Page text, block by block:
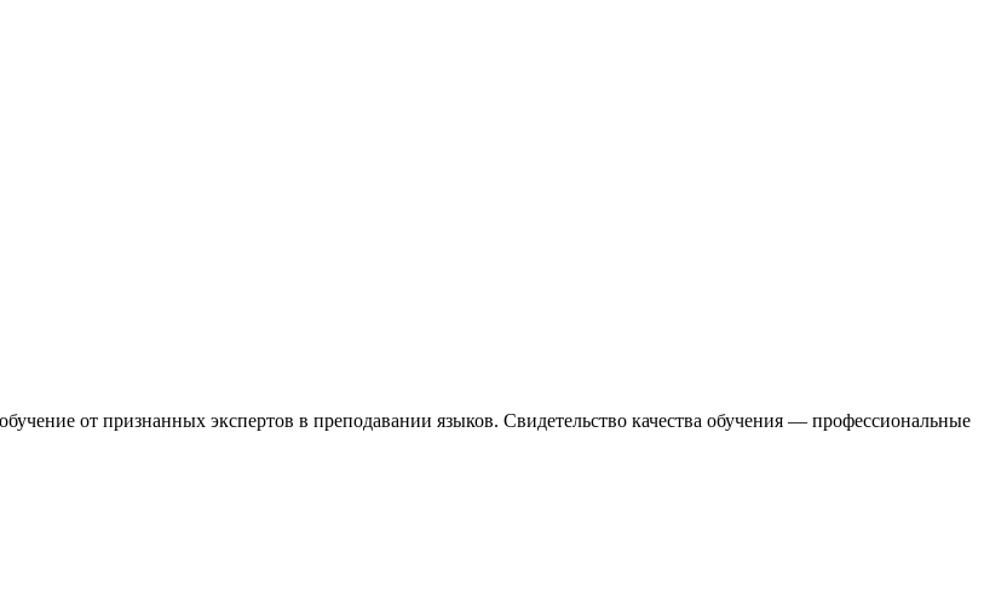
от признанных экспертов в преподавании языков. Свидетельство качества обучения — профессиональные